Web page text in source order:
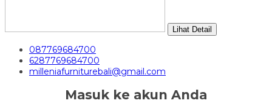
Lihat Detail
087769684700
6287769684700
milleniafurniturebali@gmail.com
Masuk ke akun Anda